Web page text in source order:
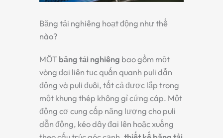
Băng tải nghiêng hoạt động như thế
nào?
MỘT băng tải nghiêng bao gồm một
vòng đai liên tục quấn quanh puli dẫn
động và puli đuôi, tất cả được lắp trong
một khung thép không gỉ cứng cáp. Một
động cơ cung cấp năng lượng cho puli
dẫn động, kéo dây đai lên hoặc xuống